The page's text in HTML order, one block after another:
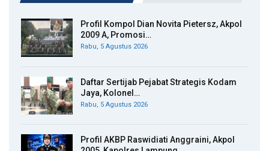
Profil Kompol Dian Novita Pietersz, Akpol
2009 A, Promosi…
Rabu, 5 Agustus 2026
Daftar Sertijab Pejabat Strategis Kodam
Jaya, Kolonel…
Rabu, 5 Agustus 2026
Profil AKBP Raswidiati Anggraini, Akpol